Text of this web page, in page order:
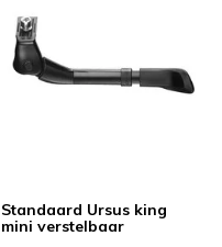
Standaard Ursus king
mini verstelbaar